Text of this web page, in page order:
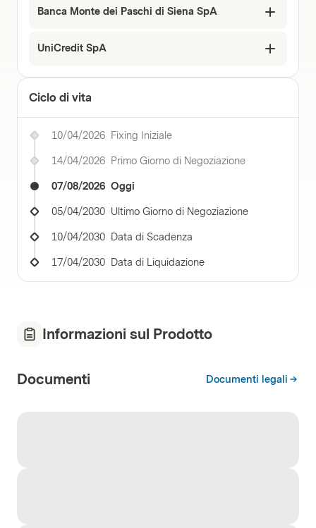
Banca Monte dei Paschi di Siena SpA
UniCredit SpA
Ciclo di vita
10/04/2026 Fixing Iniziale
14/04/2026 Primo Giorno di Negoziazione
07/08/2026 Oggi
05/04/2030 Ultimo Giorno di Negoziazione
10/04/2030 Data di Scadenza
17/04/2030 Data di Liquidazione
Informazioni sul Prodotto
Documenti Documenti legali